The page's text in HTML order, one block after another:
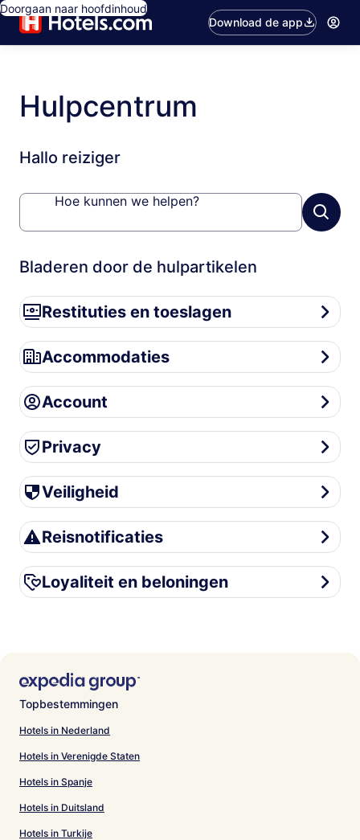
Doorgaan naar hoofdinhoud
Download de app
Hulpcentrum
Hallo reiziger
Hoe kunnen we helpen?
Bladeren door de hulpartikelen
Restituties en toeslagen
Restituties en toeslagen
Accommodaties
Accommodaties
Account
Account
Privacy
Privacy
Veiligheid
Veiligheid
Reisnotificaties
Reisnotificaties
Loyaliteit en beloningen
Loyaliteit en beloningen
Topbestemmingen
Hotels in Nederland
Hotels in Verenigde Staten
Hotels in Spanje
Hotels in Duitsland
Hotels in Turkije